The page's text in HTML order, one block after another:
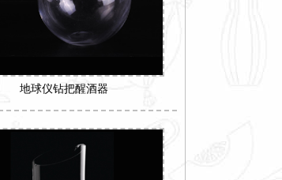
地球仪钻把醒酒器